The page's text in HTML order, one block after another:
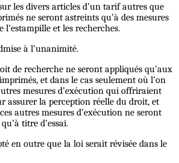
les divers articles d’un tarif autres que
ne seront astreints qu’à des mesures
l’estampille et les recherches.
à l’unanimité.
de recherche ne seront appliqués qu’aux
et dans le cas seulement où l’on
mesures d’exécution qui offriraient
assurer la perception réelle du droit, et
autres mesures d’exécution ne seront
titre d’essai.
en outre que la loi serait révisée dans le